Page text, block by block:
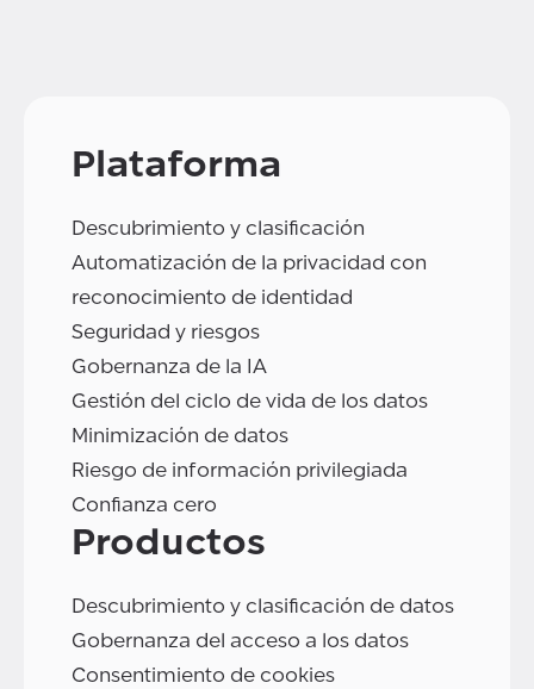
Plataforma
Descubrimiento y clasificación
Automatización de la privacidad con
reconocimiento de identidad
Seguridad y riesgos
Gobernanza de la IA
Gestión del ciclo de vida de los datos
Minimización de datos
Riesgo de información privilegiada
Confianza cero
Productos
Descubrimiento y clasificación de datos
Gobernanza del acceso a los datos
Consentimiento de cookies